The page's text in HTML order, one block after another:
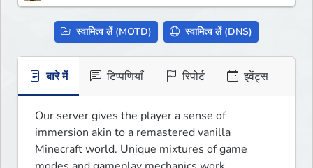
स्वामित्व लें (MOTD) स्वामित्व लें (DNS)
बारे में टिप्पणियाँ रिपोर्ट इवेंट्स
Our server gives the player a sense of
immersion akin to a remastered vanilla
Minecraft world. Unique mixtures of game